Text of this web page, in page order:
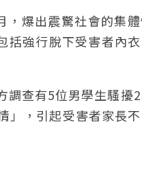
，爆出震驚社會的集
括強行脫下受害者內
調查有5位男學生騷擾
」，引起受害者家長